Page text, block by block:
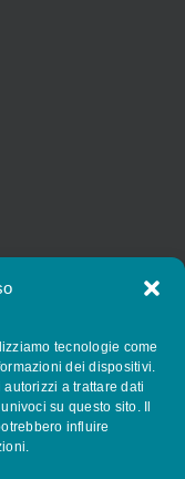
tecnologie come
dei dispositivi.
a trattare dati
su questo sito. Il
influire